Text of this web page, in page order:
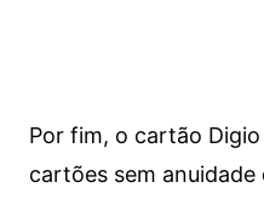
Por fim, o cartão
cartões sem anuidade